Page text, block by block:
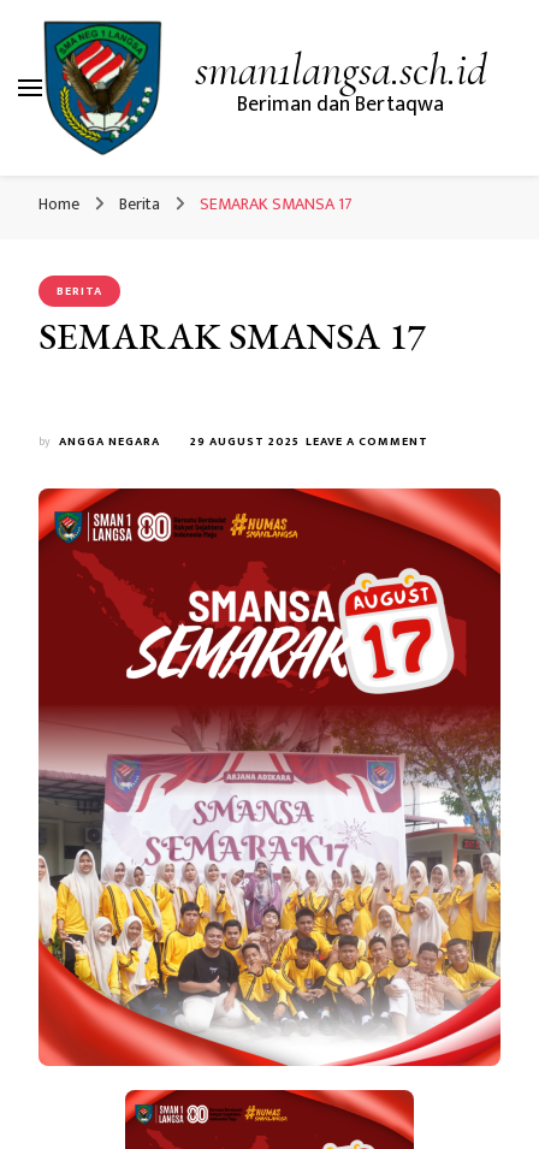
sman1langsa.sch.id
Beriman dan Bertaqwa
Home Berita SEMARAK SMANSA 17
BERITA
SEMARAK SMANSA 17
by ANGGA NEGARA 29 AUGUST 2025 LEAVE A COMMENT
17